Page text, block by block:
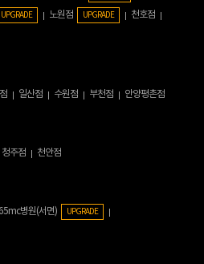
UPGRADE 노원점 UPGRADE
천호점
일산점 수원점 부천점 안양평촌점
청주점 천안점
병원(서면) UPGRADE